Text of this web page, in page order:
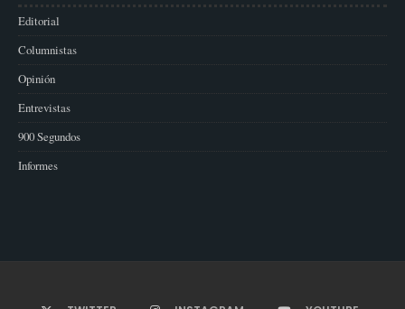
Editorial
Columnistas
Opinión
Entrevistas
900 Segundos
Informes